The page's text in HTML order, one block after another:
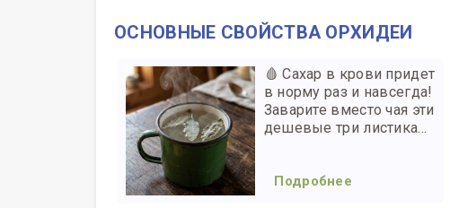
ОСНОВНЫЕ СВОЙСТВА ОРХИДЕИ
🩸 Сахар в крови придет
в норму раз и навсегда!
Заварите вместо чая эти
дешевые три листика...
Подробнее